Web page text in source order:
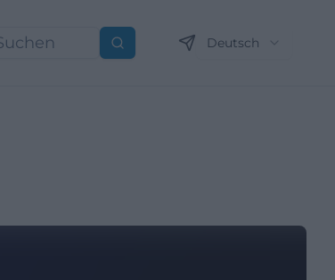
Suchen Deutsch